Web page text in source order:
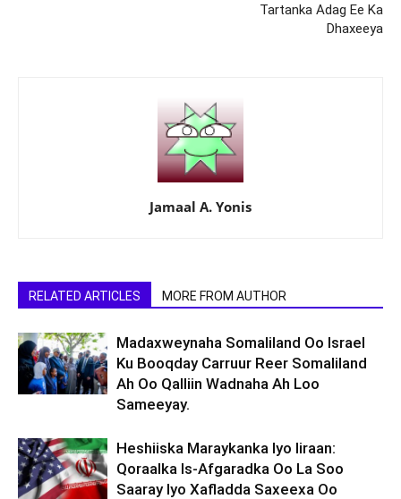
Tartanka Adag Ee Ka
Dhaxeeya
Jamaal A. Yonis
RELATED ARTICLES MORE FROM AUTHOR
Madaxweynaha Somaliland Oo Israel
Ku Booqday Carruur Reer Somaliland
Ah Oo Qalliin Wadnaha Ah Loo
Sameeyay.
Heshiiska Maraykanka Iyo Iiraan:
Qoraalka Is-Afgaradka Oo La Soo
Saaray Iyo Xafladda Saxeexa Oo